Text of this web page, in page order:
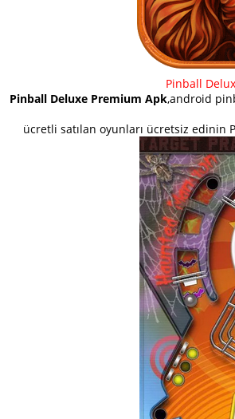
Pinball
Pinball Deluxe Premium Apk,android
ücretli satılan oyunları ücretsiz edinin